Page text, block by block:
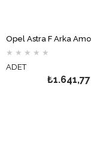
★ ★ ★ ★ ★
ADET
₺1.641,77